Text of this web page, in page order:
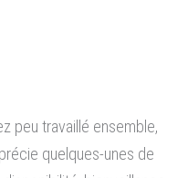
peu travaillé ensemble,
quelques-unes de